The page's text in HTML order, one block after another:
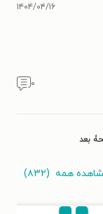
۱۴۰۴/۰۴/۱۶
۰
بعد
همه (۸۳۲)